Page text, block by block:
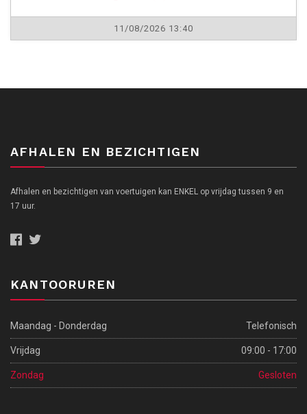
11/08/2026 13:40
AFHALEN EN BEZICHTIGEN
Afhalen en bezichtigen van voertuigen kan ENKEL op vrijdag tussen 9 en
17 uur.
KANTOORUREN
Maandag - Donderdag Telefonisch
Vrijdag 09:00 - 17:00
Zondag Gesloten